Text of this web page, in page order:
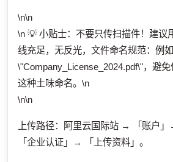
\n\n
\n 💡 小贴士：不要只传扫描件！建议
线充足，无反光，文件命名规范：例如
\"Company_License_2024.pdf\"，避
这种土味命名。\n
\n\n
上传路径：阿里云国际站 → 「账户
「企业认证」→ 「上传资料」。